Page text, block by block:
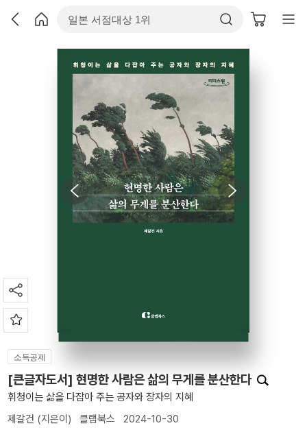
소득공제
[큰글자도서] 현명한 사람은 삶의 무게를 분산한다
휘청이는 삶을 다잡아 주는 공자와 장자의 지혜
제갈건 (지은이) 클랩북스 2024-10-30